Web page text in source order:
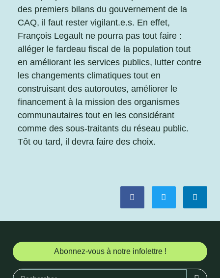
des premiers bilans du gouvernement de la
CAQ, il faut rester vigilant.e.s. En effet,
François Legault ne pourra pas tout faire :
alléger le fardeau fiscal de la population tout
en améliorant les services publics, lutter contre
les changements climatiques tout en
construisant des autoroutes, améliorer le
financement à la mission des organismes
communautaires tout en les considérant
comme des sous-traitants du réseau public.
Tôt ou tard, il devra faire des choix.
Abonnez-vous à notre infolettre !